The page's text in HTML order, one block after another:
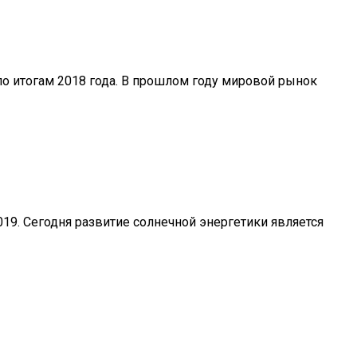
итогам 2018 года. В прошлом году мировой рынок
Сегодня развитие солнечной энергетики является